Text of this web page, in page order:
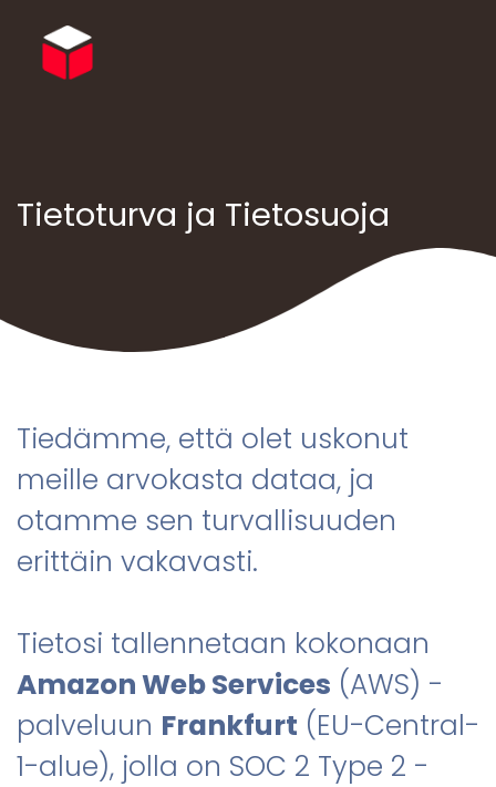
Tietoturva ja Tietosuoja
Tiedämme, että olet uskonut
meille arvokasta dataa, ja
otamme sen turvallisuuden
erittäin vakavasti.
Tietosi tallennetaan kokonaan
Amazon Web Services (AWS) -
palveluun Frankfurt (EU-Central-
1-alue), jolla on SOC 2 Type 2 -